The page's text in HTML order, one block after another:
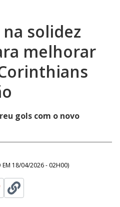
solidez
melhorar
gols com o novo
18/04/2026 - 02H00)